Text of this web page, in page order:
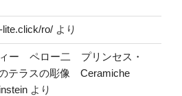
lite.click/ro/ より
ー ペロー二 プリンセス・
テラスの彫像 Ceramiche
より